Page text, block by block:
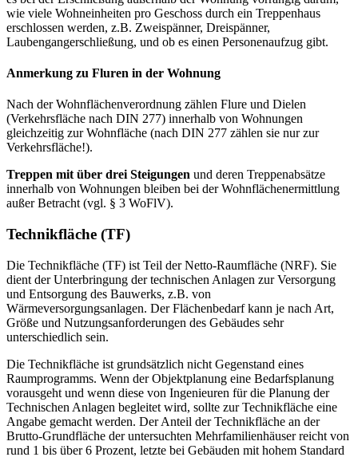
wie viele Wohneinheiten pro Geschoss durch ein Treppenhaus
erschlossen werden, z.B. Zweispänner, Dreispänner,
Laubengangerschließung, und ob es einen Personenaufzug gibt.
Anmerkung zu Fluren in der Wohnung
Nach der Wohnflächenverordnung zählen Flure und Dielen
(Verkehrsfläche nach DIN 277) innerhalb von Wohnungen
gleichzeitig zur Wohnfläche (nach DIN 277 zählen sie nur zur
Verkehrsfläche!).
Treppen mit über drei Steigungen und deren Treppenabsätze
innerhalb von Wohnungen bleiben bei der Wohnflächenermittlung
außer Betracht (vgl. § 3 WoFlV).
Technikfläche (TF)
Die Technikfläche (TF) ist Teil der Netto-Raumfläche (NRF). Sie
dient der Unterbringung der technischen Anlagen zur Versorgung
und Entsorgung des Bauwerks, z.B. von
Wärmeversorgungsanlagen. Der Flächenbedarf kann je nach Art,
Größe und Nutzungsanforderungen des Gebäudes sehr
unterschiedlich sein.
Die Technikfläche ist grundsätzlich nicht Gegenstand eines
Raumprogramms. Wenn der Objektplanung eine Bedarfsplanung
vorausgeht und wenn diese von Ingenieuren für die Planung der
Technischen Anlagen begleitet wird, sollte zur Technikfläche eine
Angabe gemacht werden. Der Anteil der Technikfläche an der
Brutto-Grundfläche der untersuchten Mehrfamilienhäuser reicht von
rund 1 bis über 6 Prozent, letzte bei Gebäuden mit hohem Standard